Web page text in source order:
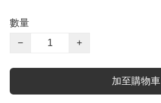
數量
−
+
加至購物車